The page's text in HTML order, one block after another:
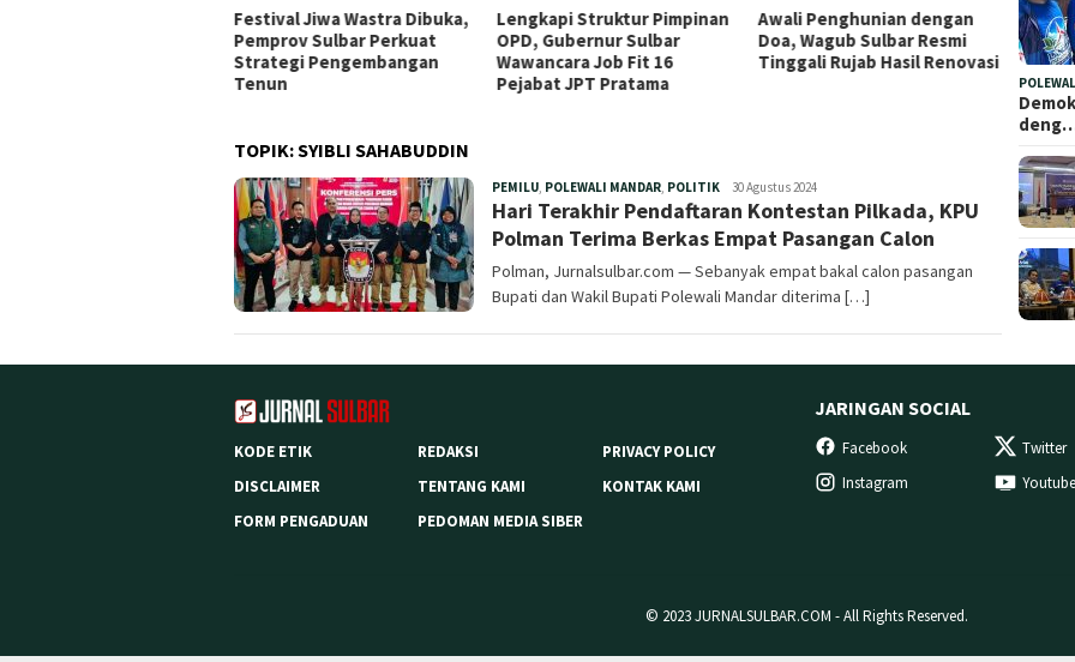
Festival Jiwa Wastra Dibuka,
Pemprov Sulbar Perkuat
Strategi Pengembangan
Tenun
Lengkapi Struktur Pimpinan
OPD, Gubernur Sulbar
Wawancara Job Fit 16
Pejabat JPT Pratama
Awali Penghunian dengan
Doa, Wagub Sulbar Resmi
Tinggali Rujab Hasil Renovasi
Plt.
TOPIK:SYIBLI SAHABUDDIN
PEMILU, POLEWALI MANDAR, POLITIKRedaksi
30 Agustus 2024
Hari Terakhir Pendaftaran Kontestan Pilkada, KPU
Polman Terima Berkas Empat Pasangan Calon
Polman, Jurnalsulbar.com — Sebanyak empat bakal calon pasangan
Bupati dan Wakil Bupati Polewali Mandar diterima […]
KODE ETIK REDAKSI
PRIVACY POLICY
DISCLAIMER
TENTANG KAMI
KONTAK KAMI
FORM PENGADUAN
PEDOMAN MEDIA SIBER
JARINGAN SOCIAL
Facebook Twitter
Instagram
Youtube
© 2023 JURNALSULBAR.COM - All Rights Reserved.